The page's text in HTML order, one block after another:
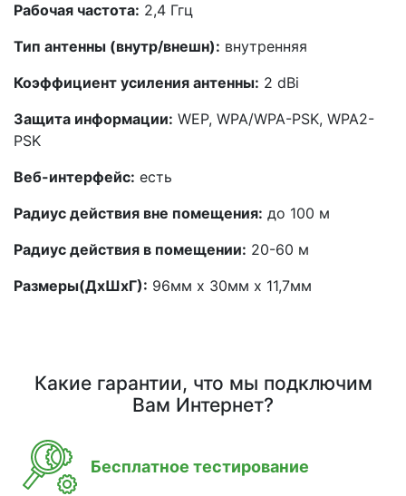
Рабочая частота: 2,4 Ггц
Тип антенны (внутр/внешн): внутренняя
Коэффициент усиления антенны: 2 dBi
Защита информации: WEP, WPA/WPA-PSK, WPA2-
PSK
Веб-интерфейс: есть
Радиус действия вне помещения: до 100 м
Радиус действия в помещении: 20-60 м
Размеры(ДхШхГ): 96мм х 30мм х 11,7мм
Какие гарантии, что мы подключим
Вам Интернет?
Бесплатное тестирование